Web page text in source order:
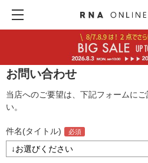
お問い合わせ
当店へのご要望は、下記フォームに
い。
件名(タイトル)